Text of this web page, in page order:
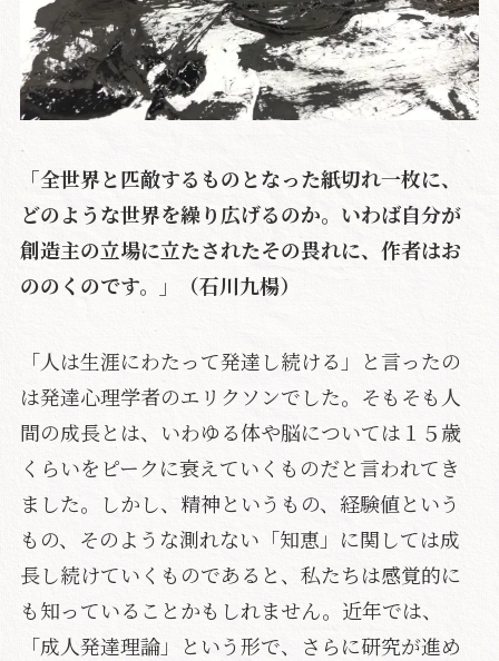
「全世界と匹敵するものとなった紙切れ一枚に、
どのような世界を繰り広げるのか。いわば自分が
創造主の立場に立たされたその畏れに、作者はお
ののくのです。」（石川九楊）
「人は生涯にわたって発達し続ける」と言ったの
は発達心理学者のエリクソンでした。そもそも人
間の成長とは、いわゆる体や脳については１５歳
くらいをピークに衰えていくものだと言われてき
ました。しかし、精神というもの、経験値という
もの、そのような測れない「知恵」に関しては成
長し続けていくものであると、私たちは感覚的に
も知っていることかもしれません。近年では、
「成人発達理論」という形で、さらに研究が進め